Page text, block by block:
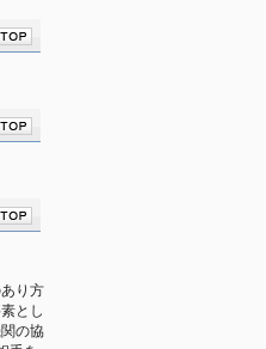
り方
とし
の協